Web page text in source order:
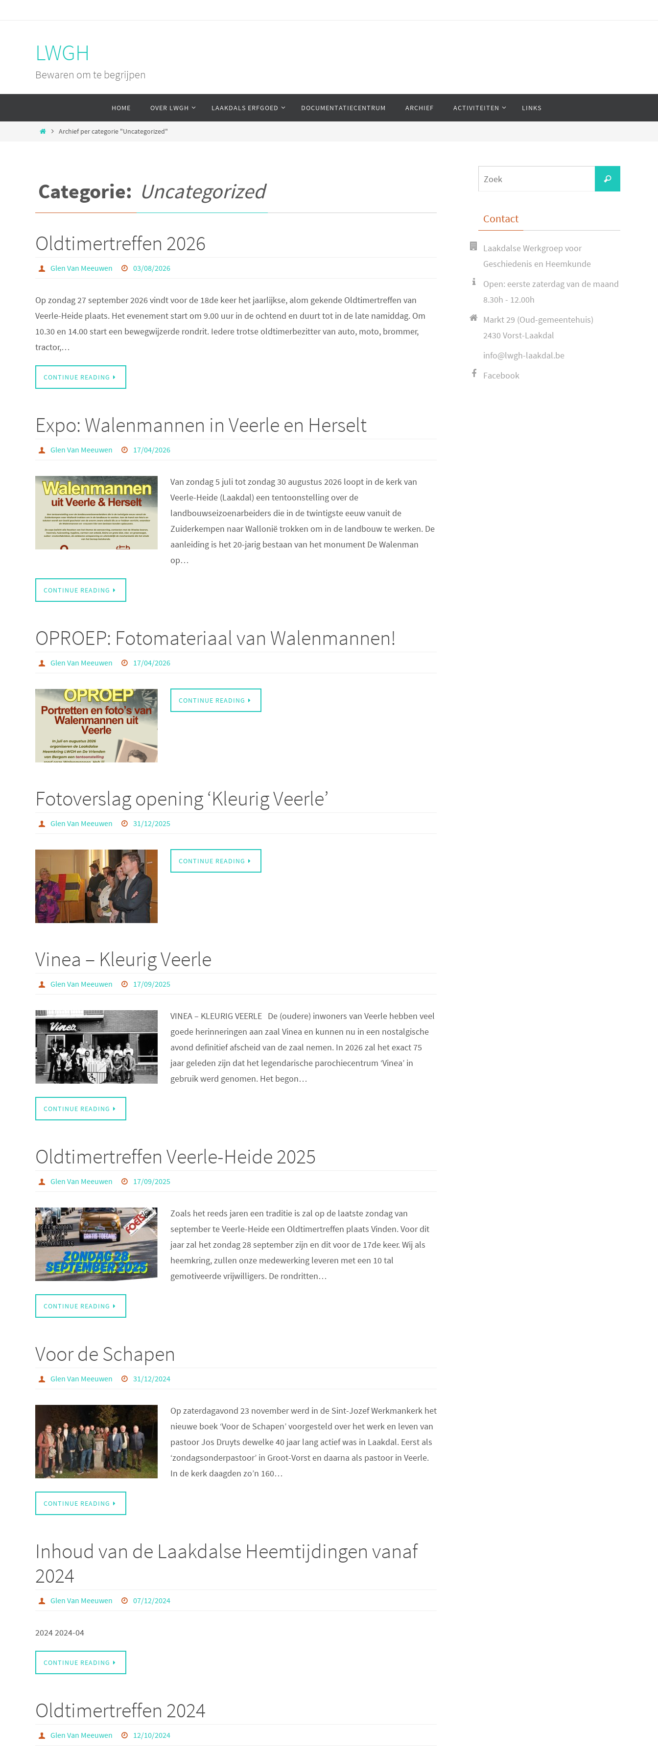
LWGH
Bewaren om te begrijpen
de
HOME OVER LWGH LAAKDALS ERFGOED DOCUMENTATIECENTRUM ARCHIEF ACTIVITEITEN LINKS
HomeArchief per categorie "Uncategorized"
Categorie: Uncategorized
Oldtimertreffen 2026
Glen Van Meeuwen 03/08/2026
Op zondag 27 september 2026 vindt voor de 18de keer het jaarlijkse, alom gekende Oldtimertreffen van
Veerle-Heide plaats. Het evenement start om 9.00 uur in de ochtend en duurt tot in de late namiddag. Om
10.30 en 14.00 start een bewegwijzerde rondrit. Iedere trotse oldtimerbezitter van auto, moto, brommer,
tractor,…
CONTINUE READING
Expo: Walenmannen in Veerle en Herselt
Glen Van Meeuwen 17/04/2026
Van zondag 5 juli tot zondag 30 augustus 2026 loopt in de kerk van
Veerle-Heide (Laakdal) een tentoonstelling over de
landbouwseizoenarbeiders die in de twintigste eeuw vanuit de
Zuiderkempen naar Wallonië trokken om in de landbouw te werken. De
aanleiding is het 20-jarig bestaan van het monument De Walenman
op…
CONTINUE READING
OPROEP: Fotomateriaal van Walenmannen!
Glen Van Meeuwen 17/04/2026
CONTINUE READING
Fotoverslag opening ‘Kleurig Veerle’
Glen Van Meeuwen 31/12/2025
CONTINUE READING
Vinea – Kleurig Veerle
Glen Van Meeuwen 17/09/2025
VINEA – KLEURIG VEERLE De (oudere) inwoners van Veerle hebben veel
goede herinneringen aan zaal Vinea en kunnen nu in een nostalgische
avond definitief afscheid van de zaal nemen. In 2026 zal het exact 75
jaar geleden zijn dat het legendarische parochiecentrum ‘Vinea’ in
gebruik werd genomen. Het begon…
CONTINUE READING
Oldtimertreffen Veerle-Heide 2025
Glen Van Meeuwen 17/09/2025
Zoals het reeds jaren een traditie is zal op de laatste zondag van
september te Veerle-Heide een Oldtimertreffen plaats Vinden. Voor dit
jaar zal het zondag 28 september zijn en dit voor de 17de keer. Wij als
heemkring, zullen onze medewerking leveren met een 10 tal
gemotiveerde vrijwilligers. De rondritten…
CONTINUE READING
Voor de Schapen
Glen Van Meeuwen 31/12/2024
Op zaterdagavond 23 november werd in de Sint-Jozef Werkmankerk het
nieuwe boek ‘Voor de Schapen’ voorgesteld over het werk en leven van
pastoor Jos Druyts dewelke 40 jaar lang actief was in Laakdal. Eerst als
‘zondagsonderpastoor’ in Groot-Vorst en daarna als pastoor in Veerle.
In de kerk daagden zo’n 160…
CONTINUE READING
Inhoud van de Laakdalse Heemtijdingen vanaf
2024
Glen Van Meeuwen 07/12/2024
2024 2024-04
CONTINUE READING
Oldtimertreffen 2024
Glen Van Meeuwen 12/10/2024
naar:
Zoek
Contact
Laakdalse Werkgroep voor
Geschiedenis en Heemkunde
Open: eerste zaterdag van de maand
8.30h - 12.00h
Markt 29 (Oud-gemeentehuis)
2430 Vorst-Laakdal
info@lwgh-laakdal.be
Facebook